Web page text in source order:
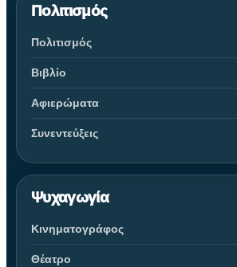
Πολιτισμός
Πολιτισμός
Βιβλίο
Αφιερώματα
Συνεντεύξεις
Ψυχαγωγία
Κινηματογράφος
Θέατρο